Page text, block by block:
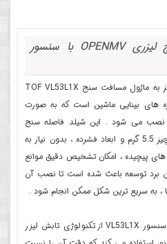
برد توسعه مسافت سنج لیزری OPENMV با سنسور
شیلد مسافت سنج OpenMV مجهز به ماژول مسافت سنج TOF VL53L1X
های بینایی ماشین است که به صورت
مستقیم روی بردهای OpenMV3 نصب می شود . این شیلد فاصله سنج
لیزری برای ربات و پهپاد با وزن ناچیز 5.5 گرم و ابعاد فشرده ، بدون نیاز به
پیچیده ، امکان تشخیص دقیق موانع
برد توسعه باعث شده است تا نصب آن
به سریع ترین شکل ممکن انجام شود .
این ماژول مسافت سنج TOF با سنسور VL53L1X از تکنولوژی تابش لیزر